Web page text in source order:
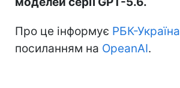
Про це інформує РБК-Україна
посиланням на OpeanAI.